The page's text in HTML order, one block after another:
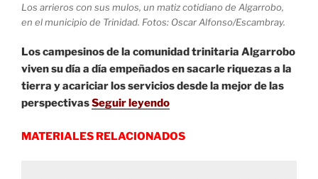
Los arrieros con sus mulos, un matiz cotidiano de Algarrobo,
en el municipio de Trinidad. Fotos: Oscar Alfonso/Escambray.
Los campesinos de la comunidad trinitaria Algarrobo
viven su día a día empeñados en sacarle riquezas a la
tierra y acariciar los servicios desde la mejor de las
perspectivasSeguir leyendo
MATERIALES RELACIONADOS